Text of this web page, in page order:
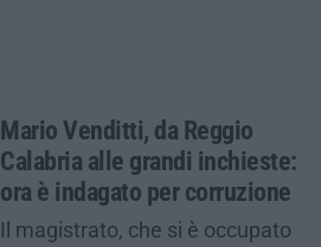
Mario Venditti, da Reggio
Calabria alle grandi inchieste:
ora è indagato per corruzione
Il magistrato, che si è occupato